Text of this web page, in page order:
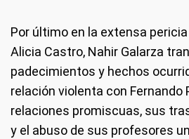
Por último en la extensa
Alicia Castro, Nahir Galarza
padecimientos y hechos
relación violenta con Fernando
relaciones promiscuas, sus
y el abuso de sus profesores